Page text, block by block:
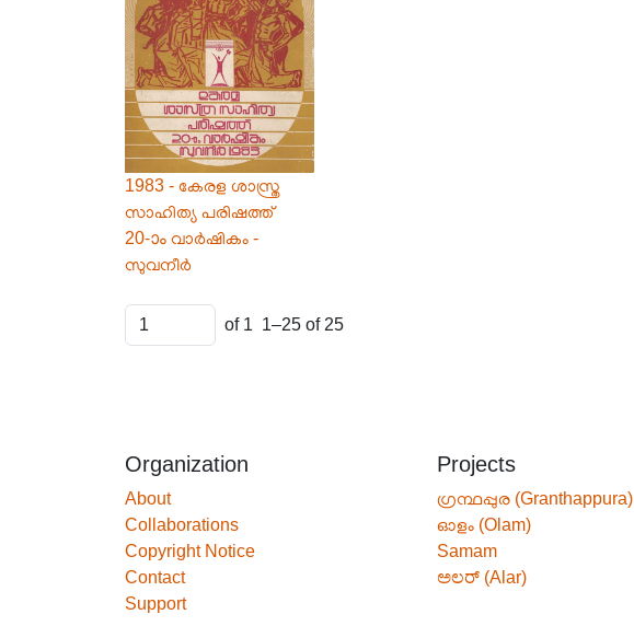
1983 - കേരള ശാസ്ത്ര
സാഹിത്യ പരിഷത്ത്
20-ാം വാർഷികം -
സുവനീർ
of 1 1–25 of 25
Organization
About
Collaborations
Copyright Notice
Contact
Support
Projects
ഗ്രന്ഥപ്പുര (Granthappura)
ഓളം (Olam)
Samam
ಅಲರ್ (Alar)